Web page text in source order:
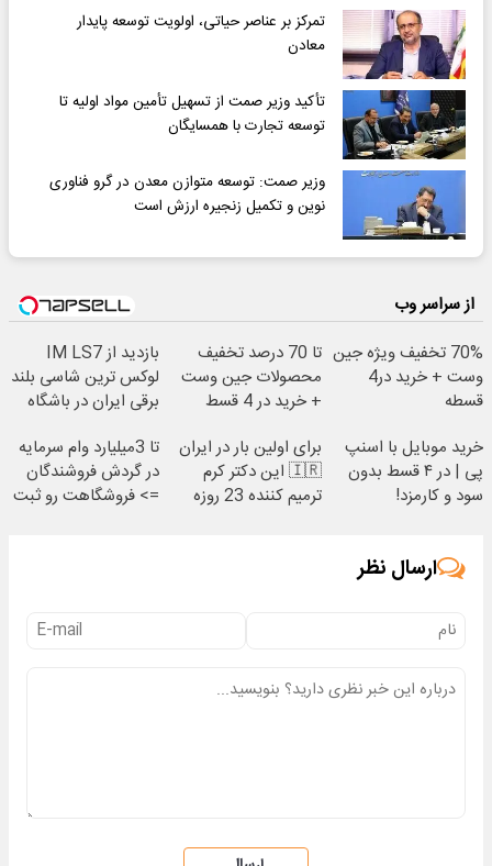
تمرکز بر عناصر حیاتی، اولویت توسعه پایدار
معادن
تأکید وزیر صمت از تسهیل تأمین مواد اولیه تا
توسعه تجارت با همسایگان
وزیر صمت: توسعه متوازن معدن در گرو فناوری
نوین و تکمیل زنجیره ارزش است
از سراسر وب
70% تخفیف ویژه جین
وست + خرید در4
قسطه
تا 70 درصد تخفیف
محصولات جین وست
+ خرید در 4 قسط
بازدید از IM LS7
لوکس ترین شاسی بلند
برقی ایران در باشگاه
خرید موبایل با اسنپ
پی | در ۴ قسط بدون
سود و کارمزد!
برای اولین بار در ایران
🇮🇷 این دکتر کرم
ترمیم کننده 23 روزه
تا 3میلیارد وام سرمایه
در گردش فروشندگان
=> فروشگاهت رو ثبت
ارسال نظر